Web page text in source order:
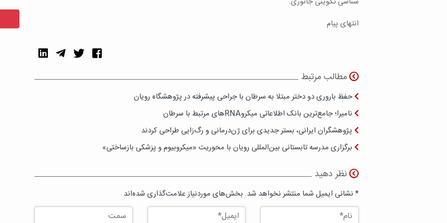
انتهای پیام
مطالب مرتبط
حفظ باروری دو دختر مبتلا به سرطان با جراحی پیشرفته در پژوهشگاه رویان
نامیرا؛ جامع‌ترین بانک اطلاعاتی میکروRNAهای مرتبط با سرطان
پژوهشگران ایرانی، بستر جدیدی برای ژن‌درمانی و رگ‌زایی طراحی کردند
برگزاری مدرسه تابستانی بین‌المللی رویان با محوریت «میکروبیوم و پزشکی بازساختی»
نظر دهید
* نشانی ایمیل شما منتشر نخواهد شد. بخش‌های موردنیاز علامت‌گذاری شده‌اند